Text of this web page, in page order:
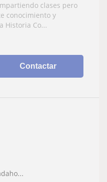
en Bachillerato
como en
clases pero
conocimiento y
Historia Co...
Contactar